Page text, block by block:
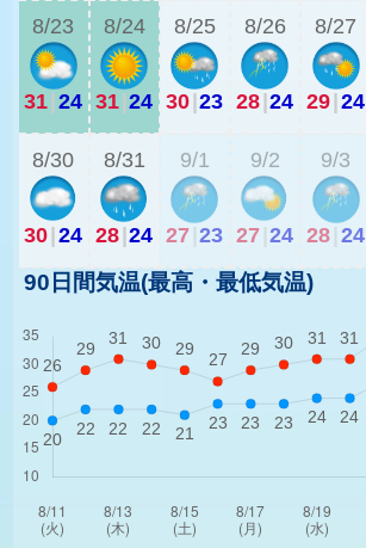
8/23
31|24
8/24
31|24
8/25
30|23
8/26
28|24
8/27
29|24
8/30
30|24
8/31
28|24
9/1
27 23
9/2
27 24
9/3
28 24
90日間気温(最高・最低気温)